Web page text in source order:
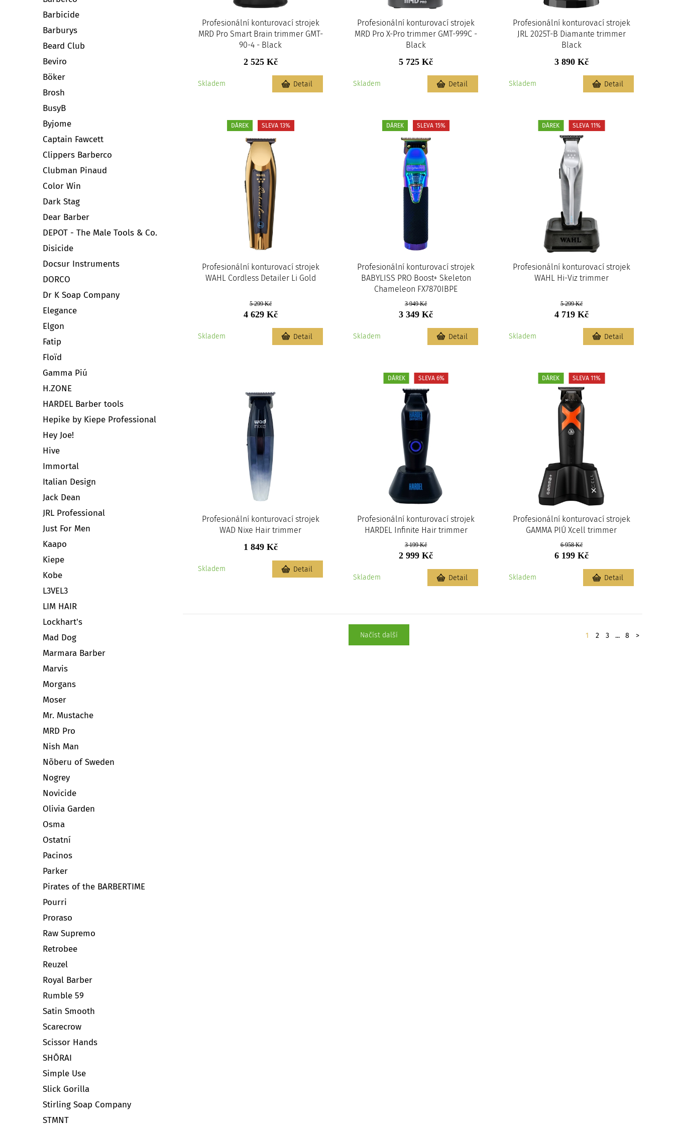
Barbicide
Barburys
Beard Club
Beviro
Böker
Brosh
BusyB
Byjome
Captain Fawcett
Clippers Barberco
Clubman Pinaud
Color Win
Dark Stag
Dear Barber
DEPOT - The Male Tools & Co.
Disicide
Docsur Instruments
DORCO
Dr K Soap Company
Elegance
Elgon
Fatip
Floïd
Gamma Piú
H.ZONE
HARDEL Barber tools
Hepike by Kiepe Professional
Hey Joe!
Hive
Immortal
Italian Design
Jack Dean
JRL Professional
Just For Men
Kaapo
Kiepe
Kobe
L3VEL3
LIM HAIR
Lockhart's
Mad Dog
Marmara Barber
Marvis
Morgans
Moser
Mr. Mustache
MRD Pro
Nish Man
Nõberu of Sweden
Nogrey
Novicide
Olivia Garden
Osma
Ostatní
Pacinos
Parker
Pirates of the BARBERTIME
Pourri
Proraso
Raw Supremo
Retrobee
Reuzel
Royal Barber
Rumble 59
Satin Smooth
Scarecrow
Scissor Hands
SHŌRAI
Simple Use
Slick Gorilla
Stirling Soap Company
STMNT
Profesionální konturovací strojek
MRD Pro Smart Brain trimmer GMT-
90-4 - Black
2 525 Kč
Skladem Detail
Profesionální konturovací strojek
MRD Pro X-Pro trimmer GMT-999C -
Black
5 725 Kč
Skladem Detail
Profesionální konturovací strojek
JRL 2025T-B Diamante trimmer
Black
3 890 Kč
Skladem Detail
Profesionální konturovací strojek
WAHL Cordless Detailer Li Gold
DÁREK SLEVA 13%
5 299 Kč
4 629 Kč
Skladem Detail
Profesionální konturovací strojek
BABYLISS PRO Boost+ Skeleton
Chameleon FX7870IBPE
DÁREK SLEVA 15%
3 949 Kč
3 349 Kč
Skladem Detail
Profesionální konturovací strojek
WAHL Hi-Viz trimmer
DÁREK SLEVA 11%
5 299 Kč
4 719 Kč
Skladem Detail
Profesionální konturovací strojek
WAD Nixe Hair trimmer
1 849 Kč
Skladem Detail
Profesionální konturovací strojek
HARDEL Infinite Hair trimmer
DÁREK SLEVA 6%
3 199 Kč
2 999 Kč
Skladem Detail
Profesionální konturovací strojek
GAMMA PIÚ Xcell trimmer
DÁREK SLEVA 11%
6 958 Kč
6 199 Kč
Skladem Detail
Načíst další Stránkování
1 2 3 ... 8 Další
>